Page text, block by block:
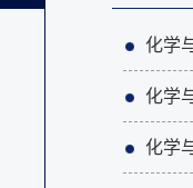
化学
化学
化学